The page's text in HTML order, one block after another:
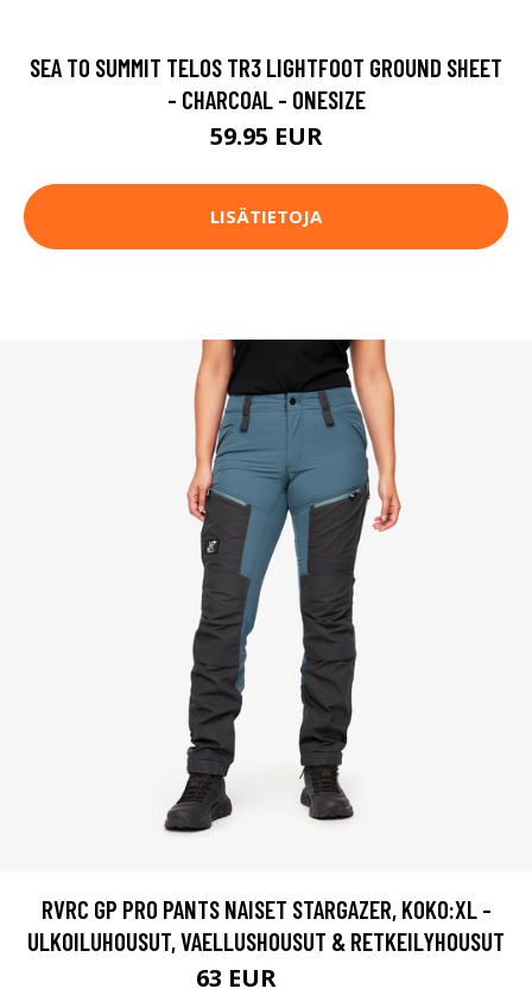
SEA TO SUMMIT TELOS TR3 LIGHTFOOT GROUND SHEET
- CHARCOAL - ONESIZE
59.95 EUR
LISÄTIETOJA
RVRC GP PRO PANTS NAISET STARGAZER, KOKO:XL -
ULKOILUHOUSUT, VAELLUSHOUSUT & RETKEILYHOUSUT
63 EUR